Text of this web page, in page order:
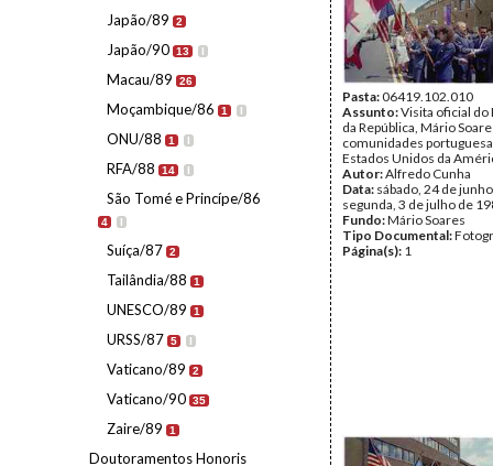
Japão/89 2
Japão/90 13 I
Macau/89 26
Moçambique/86 1 I
ONU/88 1 I
RFA/88 14 I
São Tomé e Princípe/86
4 I
Suíça/87 2
Tailândia/88 1
UNESCO/89 1
URSS/87 5 I
Vaticano/89 2
Vaticano/90 35
Zaire/89 1
Doutoramentos Honoris
Pasta:06419.102.010
Assunto:Visita oficial
da República, Mário
comunidades
Estados Unidos da
Autor:Alfredo Cunha
Data: sábado, 24 de
segunda, 3 de julho de
Fundo:Mário Soares
Tipo Documental:
Página(s): 1